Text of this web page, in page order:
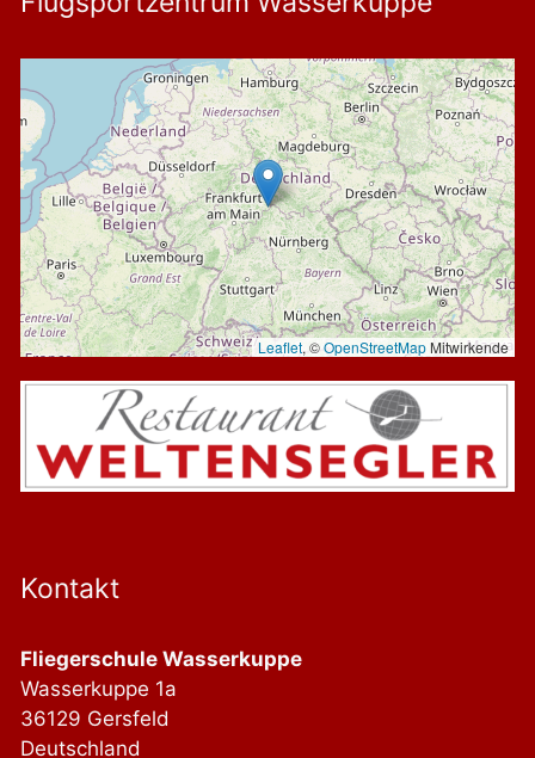
Leaflet, ©OpenStreetMapMitwirkende
Kontakt
Fliegerschule Wasserkuppe
Wasserkuppe 1a
36129 Gersfeld
Deutschland